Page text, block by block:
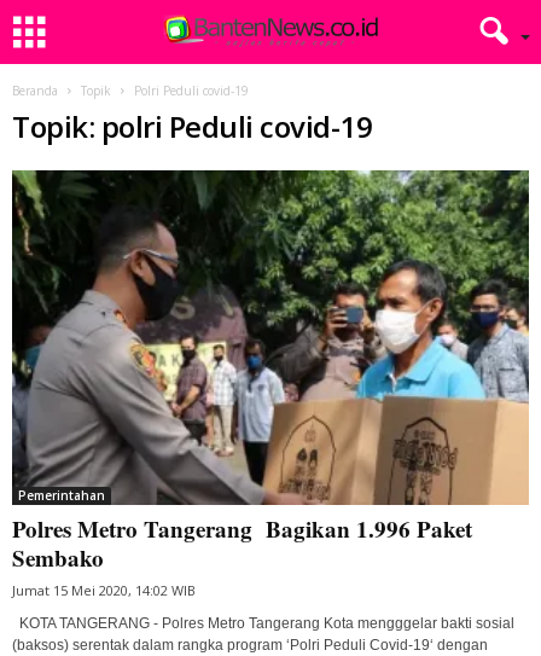
Beranda Topik Polri Peduli covid-19
Topik: polri Peduli covid-19
Pemerintahan
Polres Metro Tangerang Bagikan 1.996 Paket
Sembako
Jumat 15 Mei 2020, 14:02 WIB
KOTA TANGERANG - Polres Metro Tangerang Kota mengggelar bakti sosial
(baksos) serentak dalam rangka program ‘Polri Peduli Covid-19‘ dengan